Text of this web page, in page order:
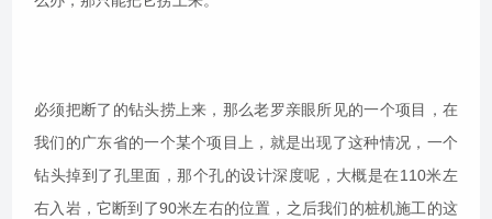
必须把断了的钻头捞上来，那么老罗亲眼所见的一个项目，在
我们的广东省的一个某个项目上，就是出现了这种情况，一个
钻头掉到了孔里面，那个孔的设计深度呢，大概是在110米左
右入岩，它断到了90米左右的位置，之后我们的桩机施工的这